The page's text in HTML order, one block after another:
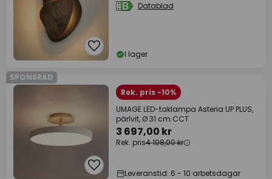
Datablad
I lager
SPONSRAD
Rek. pris -10%
UMAGE LED-taklampa Asteria UP PLUS,
pärlvit, Ø 31 cm CCT
3 697,00 kr
Rek. pris4 108,00 kr
Leveranstid: 6 - 10 arbetsdagar